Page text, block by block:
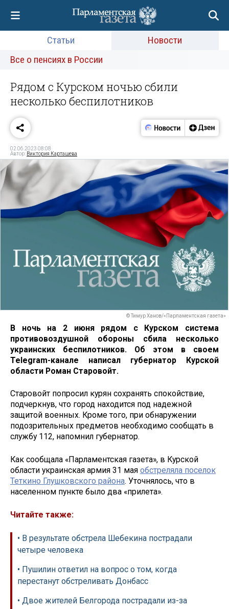
Статьи
Новости
Все о пенсиях в России
Рядом с Курском ночью сбили
несколько беспилотников
02.06.2023 08:08
Автор: Виктория Карташева
© Тимур Ханов/«Парламентская газета»
В ночь на 2 июня рядом с Курском система
противовоздушной обороны сбила несколько
украинских беспилотников. Об этом в своем
Telegram-канале написал губернатор Курской
области Роман Старовойт.
Старовойт попросил курян сохранять спокойствие,
подчеркнув, что город находится под надежной
защитой военных. Кроме того, при обнаружении
подозрительных предметов необходимо сообщать в
службу 112, напомнил губернатор.
Как сообщала «Парламентская газета», в Курской
области украинская армия 31 мая обстреляла поселок
Теткино Глушковского района. Уточнялось, что в
населенном пункте было два «прилета».
Читайте также:
• В результате обстрела Шебекина пострадали
четыре человека
• Пушилин ответил на вопрос о том, когда
перестанут обстреливать Донбасс
• Двое жителей Белгорода пострадали из-за